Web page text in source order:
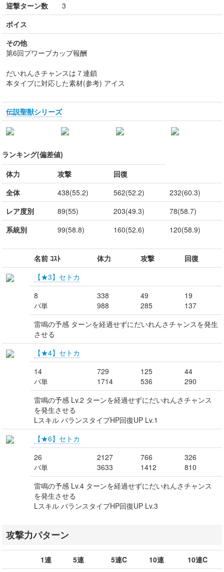
迎撃ターン数 3
ボイス
その他
第6回プワープカップ報酬
だいれんさチャンスは７連鎖
本タイプに対応した素材(参考) アイス
伝説聖獣シリーズ
ランキング(偏差値)
体力
攻撃
回復
全体
438(55.2) 562(52.2)
232(60.3)
レア度別
89(55) 203(49.3)
78(58.7)
系統別
99(58.8) 160(52.6) 120(58.9)
名前 ｺｽﾄ 体力 攻撃
回復
【★3】セトカ
8
バ単
338
988
49
285
19
137
雷鳴の予感 ターンを経過せずにだいれんさチャンスを発生
させる
【★4】セトカ
14
バ単
729
1714
125
536
44
290
雷鳴の予感 Lv.2 ターンを経過せずにだいれんさチャンス
を発生させる
Lスキル バランスタイプHP回復UP Lv.1
【★6】セトカ
26
バ単
2127
3633
766
1412
326
810
雷鳴の予感 Lv.4 ターンを経過せずにだいれんさチャンス
を発生させる
Lスキル バランスタイプHP回復UP Lv.3
攻撃力パターン
1連 5連 5連C 10連 10連C